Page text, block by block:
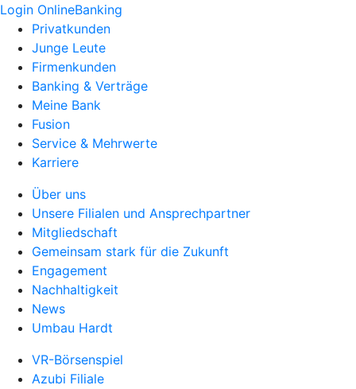
Login OnlineBanking
Privatkunden
Junge Leute
Firmenkunden
Banking & Verträge
Meine Bank
Fusion
Service & Mehrwerte
Karriere
Über uns
Unsere Filialen und Ansprechpartner
Mitgliedschaft
Gemeinsam stark für die Zukunft
Engagement
Nachhaltigkeit
News
Umbau Hardt
VR-Börsenspiel
Azubi Filiale